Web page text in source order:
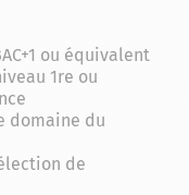
ou équivalent
1re ou
domaine du
de